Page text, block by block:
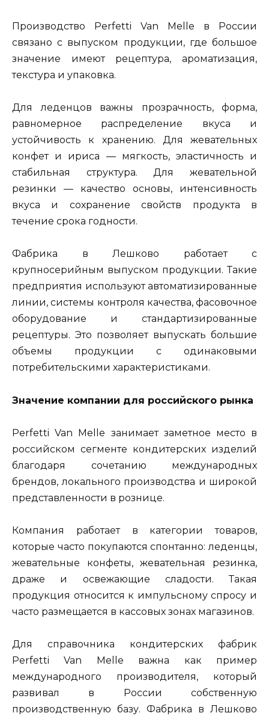
Производство Perfetti Van Melle в России
связано с выпуском продукции, где большое
значение имеют рецептура, ароматизация,
текстура и упаковка.
Для леденцов важны прозрачность, форма,
равномерное распределение вкуса и
устойчивость к хранению. Для жевательных
конфет и ириса — мягкость, эластичность и
стабильная структура. Для жевательной
резинки — качество основы, интенсивность
вкуса и сохранение свойств продукта в
течение срока годности.
Фабрика в Лешково работает с
крупносерийным выпуском продукции. Такие
предприятия используют автоматизированные
линии, системы контроля качества, фасовочное
оборудование и стандартизированные
рецептуры. Это позволяет выпускать большие
объемы продукции с одинаковыми
потребительскими характеристиками.
Значение компании для российского рынка
Perfetti Van Melle занимает заметное место в
российском сегменте кондитерских изделий
благодаря сочетанию международных
брендов, локального производства и широкой
представленности в рознице.
Компания работает в категории товаров,
которые часто покупаются спонтанно: леденцы,
жевательные конфеты, жевательная резинка,
драже и освежающие сладости. Такая
продукция относится к импульсному спросу и
часто размещается в кассовых зонах магазинов.
Для справочника кондитерских фабрик
Perfetti Van Melle важна как пример
международного производителя, который
развивал в России собственную
производственную базу. Фабрика в Лешково